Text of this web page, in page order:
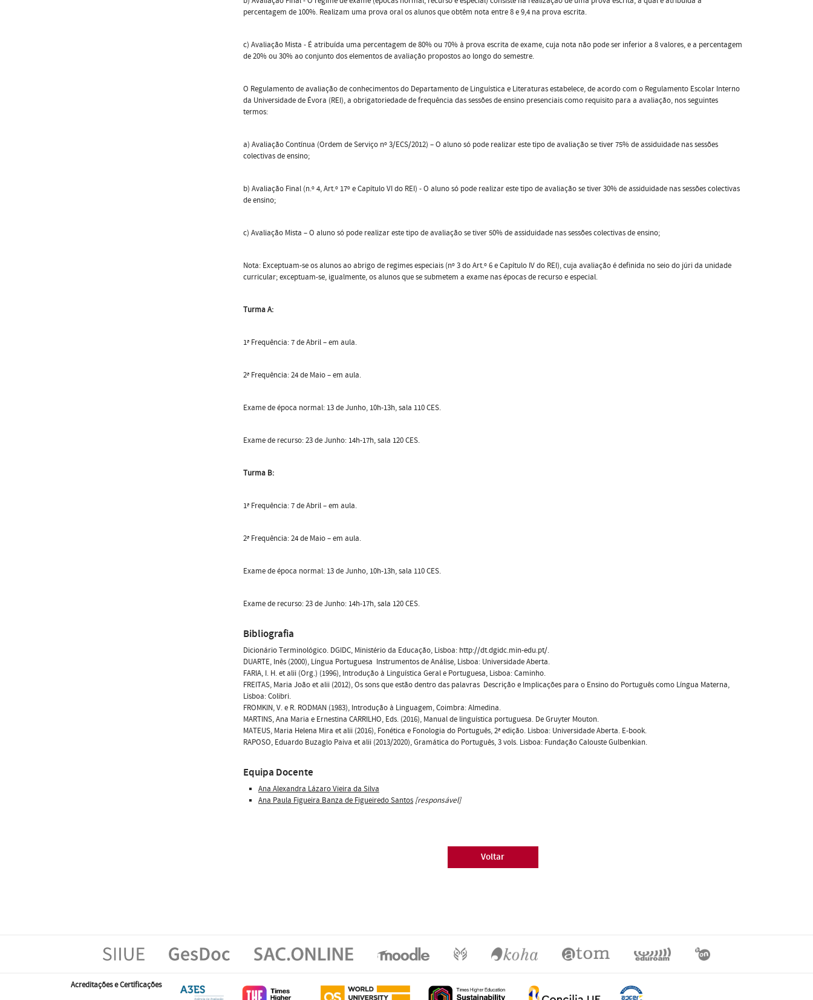
percentagem de 100%. Realizam uma prova oral os alunos que obtêm nota entre 8 e 9,4 na prova escrita.
c) Avaliação Mista - É atribuída uma percentagem de 80% ou 70% à prova escrita de exame, cuja nota não pode ser inferior a 8 valores, e a percentagem
de 20% ou 30% ao conjunto dos elementos de avaliação propostos ao longo do semestre.
O Regulamento de avaliação de conhecimentos do Departamento de Linguística e Literaturas estabelece, de acordo com o Regulamento Escolar Interno
da Universidade de Évora (REI), a obrigatoriedade de frequência das sessões de ensino presenciais como requisito para a avaliação, nos seguintes
termos:
a) Avaliação Contínua (Ordem de Serviço nº 3/ECS/2012) – O aluno só pode realizar este tipo de avaliação se tiver 75% de assiduidade nas sessões
colectivas de ensino;
b) Avaliação Final (n.º 4, Art.º 17º e Capítulo VI do REI) - O aluno só pode realizar este tipo de avaliação se tiver 30% de assiduidade nas sessões colectivas
de ensino;
c) Avaliação Mista – O aluno só pode realizar este tipo de avaliação se tiver 50% de assiduidade nas sessões colectivas de ensino;
Nota: Exceptuam-se os alunos ao abrigo de regimes especiais (nº 3 do Art.º 6 e Capítulo IV do REI), cuja avaliação é definida no seio do júri da unidade
curricular; exceptuam-se, igualmente, os alunos que se submetem a exame nas épocas de recurso e especial.
Turma A:
1ª Frequência: 7 de Abril – em aula.
2ª Frequência: 24 de Maio – em aula.
Exame de época normal: 13 de Junho, 10h-13h, sala 110 CES.
Exame de recurso: 23 de Junho: 14h-17h, sala 120 CES.
Turma B:
1ª Frequência: 7 de Abril – em aula.
2ª Frequência: 24 de Maio – em aula.
Exame de época normal: 13 de Junho, 10h-13h, sala 110 CES.
Exame de recurso: 23 de Junho: 14h-17h, sala 120 CES.
Bibliografia
Dicionário Terminológico. DGIDC, Ministério da Educação, Lisboa: http://dt.dgidc.min-edu.pt/.
DUARTE, Inês (2000), Língua Portuguesa  Instrumentos de Análise, Lisboa: Universidade Aberta.
FARIA, I. H. et alii (Org.) (1996), Introdução à Linguística Geral e Portuguesa, Lisboa: Caminho.
FREITAS, Maria João et alii (2012), Os sons que estão dentro das palavras  Descrição e Implicações para o Ensino do Português como Língua Materna,
Lisboa: Colibri.
FROMKIN, V. e R. RODMAN (1983), Introdução à Linguagem, Coimbra: Almedina.
MARTINS, Ana Maria e Ernestina CARRILHO, Eds. (2016), Manual de linguística portuguesa. De Gruyter Mouton.
MATEUS, Maria Helena Mira et alii (2016), Fonética e Fonologia do Português, 2ª edição. Lisboa: Universidade Aberta. E-book.
RAPOSO, Eduardo Buzaglo Paiva et alii (2013/2020), Gramática do Português, 3 vols. Lisboa: Fundação Calouste Gulbenkian.
Equipa Docente
Ana Alexandra Lázaro Vieira da Silva
Ana Paula Figueira Banza de Figueiredo Santos [responsável]
Voltar
Acreditações e Certificações